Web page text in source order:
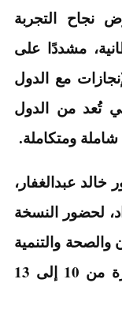
نجاح التجربة
مشددًا على
مع الدول
تُعد من الدول
ومتكاملة.
عبدالغفار،
لحضور النسخة
والصحة والتنمية
البشرية، المقرر عقده خلال الفترة من 10 إلى 13